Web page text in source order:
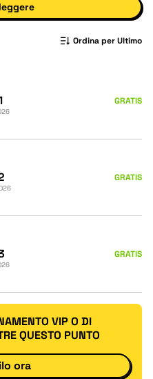
Ordina per Ultimo
GRATIS
GRATIS
GRATIS
VIP O DI
QUESTO PUNTO
ora